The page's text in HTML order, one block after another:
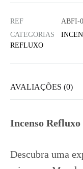
REF
ABFI-
CATEGORIAS
REFLUXO
AVALIAÇÕES (0)
Incenso
Descubra uma